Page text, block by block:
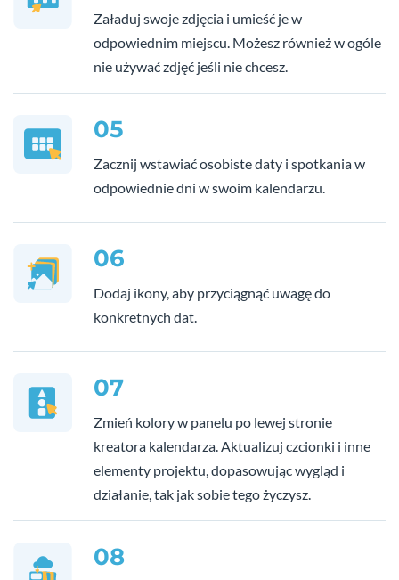
Załaduj swoje zdjęcia i umieść je w
odpowiednim miejscu. Możesz również w ogóle
nie używać zdjęć jeśli nie chcesz.
05
Zacznij wstawiać osobiste daty i spotkania w
odpowiednie dni w swoim kalendarzu.
06
Dodaj ikony, aby przyciągnąć uwagę do
konkretnych dat.
07
Zmień kolory w panelu po lewej stronie
kreatora kalendarza. Aktualizuj czcionki i inne
elementy projektu, dopasowując wygląd i
działanie, tak jak sobie tego życzysz.
08